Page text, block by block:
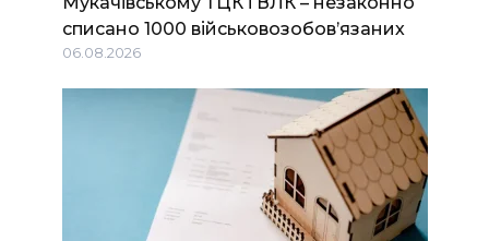
списано 1000 військовозобов’язаних
06.08.2026